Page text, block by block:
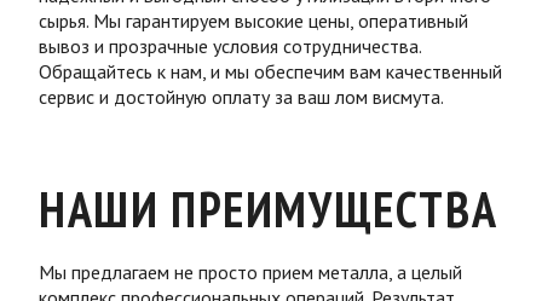
сырья. Мы гарантируем высокие цены, оперативный
вывоз и прозрачные условия сотрудничества.
Обращайтесь к нам, и мы обеспечим вам качественный
сервис и достойную оплату за ваш лом висмута.
НАШИ ПРЕИМУЩЕСТВА
Мы предлагаем не просто прием металла, а целый